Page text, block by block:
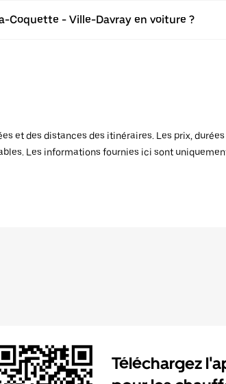
Coquette - Ville-Davray en voiture ?
et des distances des itinéraires. Les prix,
Les informations fournies ici sont
Téléchargez